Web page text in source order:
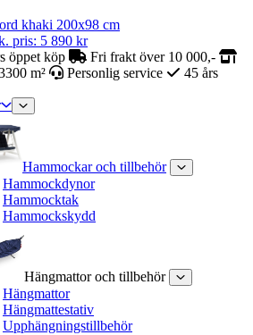
khaki 200x98 cm
pris: 5 890 kr
öppet köp
Fri frakt över 10 000,-
m²
Personlig service
45 års
Hammockar och tillbehör
Hammockdynor
Hammocktak
Hammockskydd
Hängmattor och tillbehör
Hängmattor
Hängmattestativ
Upphängningstillbehör